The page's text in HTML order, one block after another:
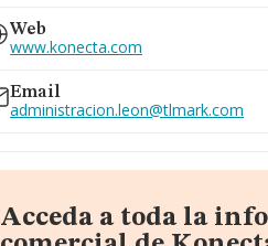
Web
www.konecta.com
Email
administracion.leon@tlmark.com
Acceda a toda la